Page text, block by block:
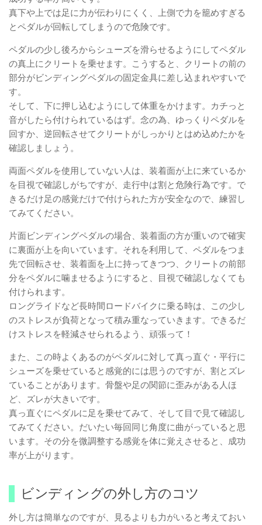
真下や上では足に力が伝わりにくく、上側で力を籠めすぎる
とペダルが回転してしまうので危険です。
ペダルの少し後ろからシューズを滑らせるようにしてペダル
の真上にクリートを乗せます。こうすると、クリートの前の
部分がビンディングペダルの固定金具に差し込まれやすいで
す。
そして、下に押し込むようにして体重をかけます。カチっと
音がしたら付けられているはず。念の為、ゆっくりペダルを
回すか、逆回転させてクリートがしっかりとはめ込めたかを
確認しましょう。
両面ペダルを使用していない人は、装着面が上に来ているか
を目視で確認しがちですが、走行中は割と危険行為です。で
きるだけ足の感覚だけで付けられた方が安全なので、練習し
てみてください。
片面ビンディングペダルの場合、装着面の方が重いので確実
に裏面が上を向いています。それを利用して、ペダルをつま
先で回転させ、装着面を上に持ってきつつ、クリートの前部
分をペダルに噛ませるようにすると、目視で確認しなくても
付けられます。
ロングライドなど長時間ロードバイクに乗る時は、この少し
のストレスが負荷となって積み重なっていきます。できるだ
けストレスを軽減させられるよう、頑張って！
また、この時よくあるのがペダルに対して真っ直ぐ・平行に
シューズを乗せていると感覚的には思うのですが、割とズレ
ていることがあります。骨盤や足の関節に歪みがある人ほ
ど、ズレが大きいです。
真っ直ぐにペダルに足を乗せてみて、そして目で見て確認し
てみてください。だいたい毎回同じ角度に曲がっていると思
います。その分を微調整する感覚を体に覚えさせると、成功
率が上がります。
ビンディングの外し方のコツ
外し方は簡単なのですが、見るよりも力がいると考えておい